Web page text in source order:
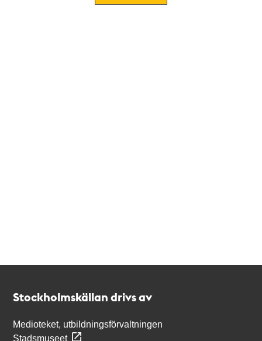
Stockholmskällan drivs av
Medioteket, utbildningsförvaltningen
Stadsmuseet